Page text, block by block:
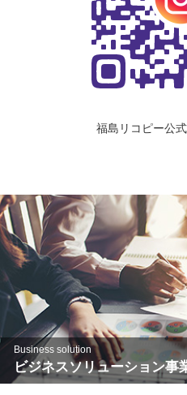
福島リコピー公
Business solution
ビジネスソリューション事